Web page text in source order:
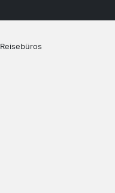
Reisebüros